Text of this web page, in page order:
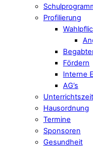
Profilierung
Fördern
Interne
AG’s
Hausordnung
Termine
Sponsoren
Gesundheit